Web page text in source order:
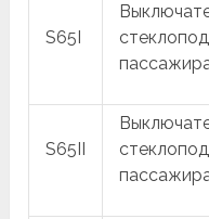
S65I
S65II